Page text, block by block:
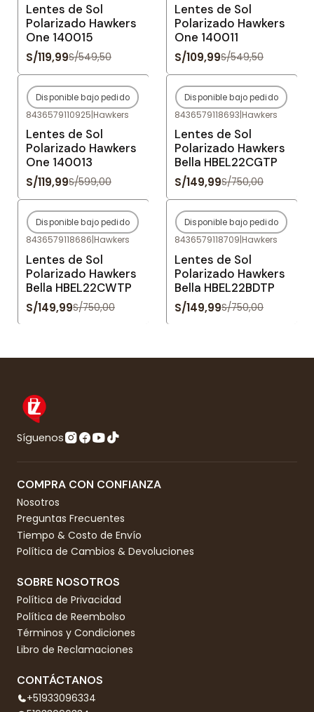
Lentes de Sol
Polarizado Hawkers
One 140015
S/119,99S/549,50
Lentes de Sol
Polarizado Hawkers
One 140011
S/109,99S/549,50
-80%OFF
Agotado
Disponible bajo pedido
8436579110925|Hawkers
Lentes de Sol
Polarizado Hawkers
One 140013
S/119,99S/599,00
-80%OFF
Agotado
Disponible bajo pedido
8436579118693|Hawkers
Lentes de Sol
Polarizado Hawkers
Bella HBEL22CGTP
S/149,99S/750,00
-80%OFF
Agotado
Disponible bajo pedido
8436579118686|Hawkers
Lentes de Sol
Polarizado Hawkers
Bella HBEL22CWTP
S/149,99S/750,00
-80%OFF
Agotado
Disponible bajo pedido
8436579118709|Hawkers
Lentes de Sol
Polarizado Hawkers
Bella HBEL22BDTP
S/149,99S/750,00
Síguenos
COMPRA CON CONFIANZA
Nosotros
Preguntas Frecuentes
Tiempo & Costo de Envío
Política de Cambios & Devoluciones
SOBRE NOSOTROS
Política de Privacidad
Política de Reembolso
Términos y Condiciones
Libro de Reclamaciones
CONTÁCTANOS
+51933096334